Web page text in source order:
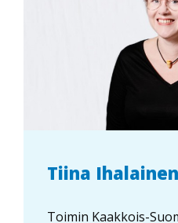
Tiina Ihalainen
Toimin Kaakkois-